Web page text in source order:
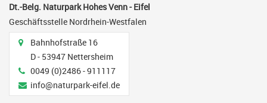
Dt.-Belg. Naturpark Hohes Venn - Eifel
Geschäftsstelle Nordrhein-Westfalen
Adresse
Bahnhofstraße 16
D - 53947 Nettersheim
Telefon
0049 (0)2486 - 911117
E-Mail
info@naturpark-eifel.de